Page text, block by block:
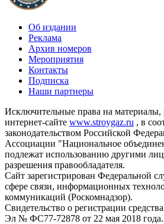
Об издании
Реклама
Архив номеров
Мероприятия
Контакты
Подписка
Наши партнеры
Исключительные права на
интернет-сайте www.stroygaz.ru , в
законодательством Российской
Ассоциации "Национальное
подлежат использованию другими
разрешения правообладателя.
Сайт зарегистрирован Федеральной
сфере связи, информационных
коммуникаций (Роскомнадзор).
Свидетельство о регистрации
Эл № ФС77-72878 от 22 мая 2018 года.